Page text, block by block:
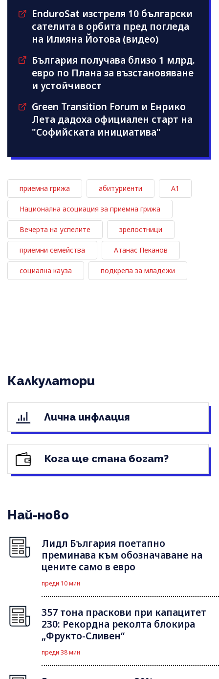
EnduroSat изстреля 10 български
сателита в орбита пред погледа
на Илияна Йотова (видео)
България получава близо 1 млрд.
евро по Плана за възстановяване
и устойчивост
Green Transition Forum и Енрико
Лета дадоха официален старт на
"Софийската инициатива"
приемна грижа абитуриенти А1
Национална асоциация за приемна грижа
Вечерта на успелите зрелостници
приемни семейства Атанас Пеканов
социална кауза подкрепа за младежи
Калкулатори
Лична инфлация
Кога ще стана богат?
Най-ново
Лидл България поетапно
преминава към обозначаване на
цените само в евро
преди 10 мин
357 тона праскови при капацитет
230: Рекордна реколта блокира
„Фрукто-Сливен“
преди 38 мин